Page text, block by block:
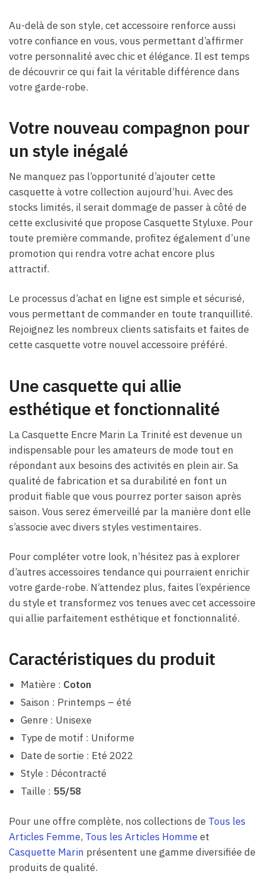
Au-delà de son style, cet accessoire renforce aussi
votre confiance en vous, vous permettant d’affirmer
votre personnalité avec chic et élégance. Il est temps
de découvrir ce qui fait la véritable différence dans
votre garde-robe.
Votre nouveau compagnon pour
un style inégalé
Ne manquez pas l’opportunité d’ajouter cette
casquette à votre collection aujourd’hui. Avec des
stocks limités, il serait dommage de passer à côté de
cette exclusivité que propose Casquette Styluxe. Pour
toute première commande, profitez également d’une
promotion qui rendra votre achat encore plus
attractif.
Le processus d’achat en ligne est simple et sécurisé,
vous permettant de commander en toute tranquillité.
Rejoignez les nombreux clients satisfaits et faites de
cette casquette votre nouvel accessoire préféré.
Une casquette qui allie
esthétique et fonctionnalité
La Casquette Encre Marin La Trinité est devenue un
indispensable pour les amateurs de mode tout en
répondant aux besoins des activités en plein air. Sa
qualité de fabrication et sa durabilité en font un
produit fiable que vous pourrez porter saison après
saison. Vous serez émerveillé par la manière dont elle
s’associe avec divers styles vestimentaires.
Pour compléter votre look, n’hésitez pas à explorer
d’autres accessoires tendance qui pourraient enrichir
votre garde-robe. N’attendez plus, faites l’expérience
du style et transformez vos tenues avec cet accessoire
qui allie parfaitement esthétique et fonctionnalité.
Caractéristiques du produit
Matière : Coton
Saison : Printemps – été
Genre : Unisexe
Type de motif : Uniforme
Date de sortie : Eté 2022
Style : Décontracté
Taille : 55/58
Pour une offre complète, nos collections de Tous les
Articles Femme, Tous les Articles Hommeet
Casquette Marin présentent une gamme diversifiée de
produits de qualité.